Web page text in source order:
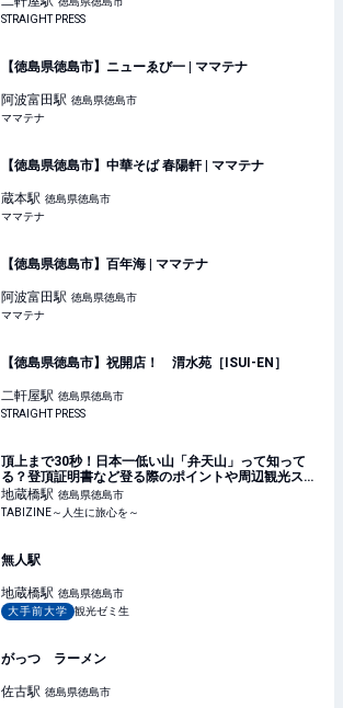
STRAIGHT PRESS
【徳島県徳島市】ニューゑび一 | ママテナ
阿波富田駅 徳島県徳島市
ママテナ
【徳島県徳島市】中華そば 春陽軒 | ママテナ
蔵本駅 徳島県徳島市
ママテナ
【徳島県徳島市】百年海 | ママテナ
阿波富田駅 徳島県徳島市
ママテナ
【徳島県徳島市】祝開店！ 渭水苑［ISUI-EN］
二軒屋駅 徳島県徳島市
STRAIGHT PRESS
頂上まで30秒！日本一低い山「弁天山」って知って
る？登頂証明書など登る際のポイントや周辺観光スポ
ット | TABIZINE～人生に旅心を～
地蔵橋駅 徳島県徳島市
TABIZINE～人生に旅心を～
無人駅
地蔵橋駅 徳島県徳島市
大手前大学
観光ゼミ生
がっつ ラーメン
佐古駅 徳島県徳島市